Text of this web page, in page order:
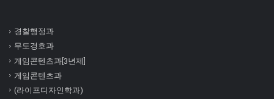
경찰행정과
무도경호과
게임콘텐츠과[3년제]
게임콘텐츠과
(라이프디자인학과)